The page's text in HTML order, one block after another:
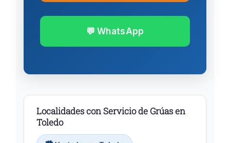
💬 WhatsApp
Localidades con Servicio de Grúas en
Toledo